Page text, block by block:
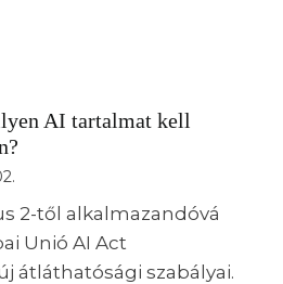
AI tartalmat kell
2-től alkalmazandóvá
Unió AI Act
átláthatósági szabályai.